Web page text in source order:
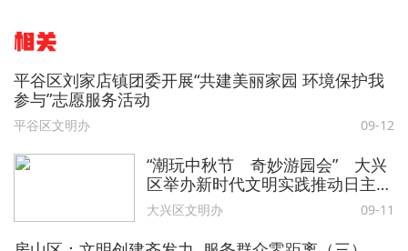
相关
平谷区刘家店镇团委开展“共建美丽家园 环境保护我
参与”志愿服务活动
平谷区文明办 09-12
“潮玩中秋节 奇妙游园会” 大兴
区举办新时代文明实践推动日主题
活动
大兴区文明办 09-11